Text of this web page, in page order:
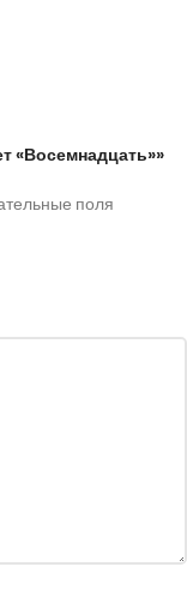
«Восемнадцать»»
поля